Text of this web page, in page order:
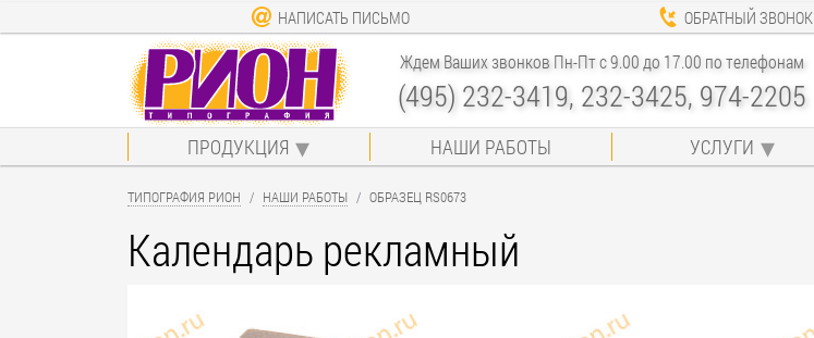
НАПИСАТЬ ПИСЬМО ОБРАТНЫЙ ЗВОНОК
Ждем Ваших звонков Пн-Пт с 9.00 до 17.00 по телефонам
(495) 232-3419, 232-3425, 974-2205
ПРОДУКЦИЯ НАШИ РАБОТЫ УСЛУГИ
ТИПОГРАФИЯ РИОН НАШИ РАБОТЫ ОБРАЗЕЦ RS0673
Календарь рекламный